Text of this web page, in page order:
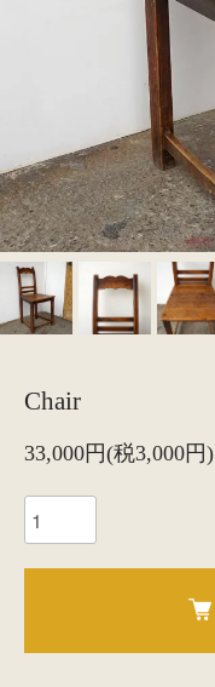
Chair
33,000円(税3,000円)